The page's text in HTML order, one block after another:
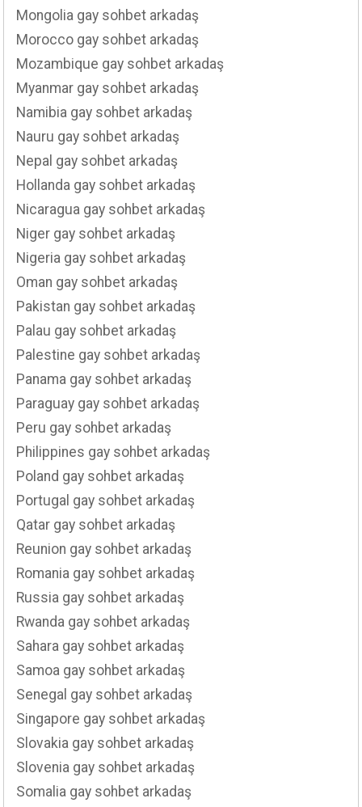
Mongolia gay sohbet arkadaş
Morocco gay sohbet arkadaş
Mozambique gay sohbet arkadaş
Myanmar gay sohbet arkadaş
Namibia gay sohbet arkadaş
Nauru gay sohbet arkadaş
Nepal gay sohbet arkadaş
Hollanda gay sohbet arkadaş
Nicaragua gay sohbet arkadaş
Niger gay sohbet arkadaş
Nigeria gay sohbet arkadaş
Oman gay sohbet arkadaş
Pakistan gay sohbet arkadaş
Palau gay sohbet arkadaş
Palestine gay sohbet arkadaş
Panama gay sohbet arkadaş
Paraguay gay sohbet arkadaş
Peru gay sohbet arkadaş
Philippines gay sohbet arkadaş
Poland gay sohbet arkadaş
Portugal gay sohbet arkadaş
Qatar gay sohbet arkadaş
Reunion gay sohbet arkadaş
Romania gay sohbet arkadaş
Russia gay sohbet arkadaş
Rwanda gay sohbet arkadaş
Sahara gay sohbet arkadaş
Samoa gay sohbet arkadaş
Senegal gay sohbet arkadaş
Singapore gay sohbet arkadaş
Slovakia gay sohbet arkadaş
Slovenia gay sohbet arkadaş
Somalia gay sohbet arkadaş